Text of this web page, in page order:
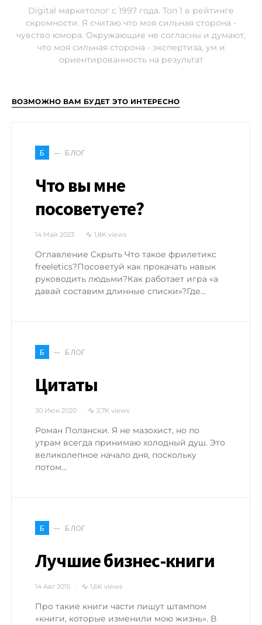
Digital маркетолог с 1997 года. Топ 1 в рейтинге
скромности. Я считаю что моя сильная сторона -
чувство юмора. Окружающие не согласны и думают,
что моя сильная сторона - экспертиза, ум и
ориентированность на результат
ВОЗМОЖНО ВАМ БУДЕТ ЭТО ИНТЕРЕСНО
Б БЛОГ
Что вы мне
посоветуете?
14 Май 2023 1,8K views
Оглавление Скрыть Что такое фрилетикс
freeletics?Посоветуй как прокачать навык
руководить людьми?Как работает игра «а
давай составим длинные списки»?Где…
Б БЛОГ
Цитаты
30 Июн 2020 2,7K views
Роман Полански. Я не мазохист, но по
утрам всегда принимаю холодный душ. Это
великолепное начало дня, поскольку
потом…
Б БЛОГ
Лучшие бизнес-книги
14 Авг 2015 1,6K views
Про такие книги части пишут штампом
«книги, которые изменили мою жизнь». В